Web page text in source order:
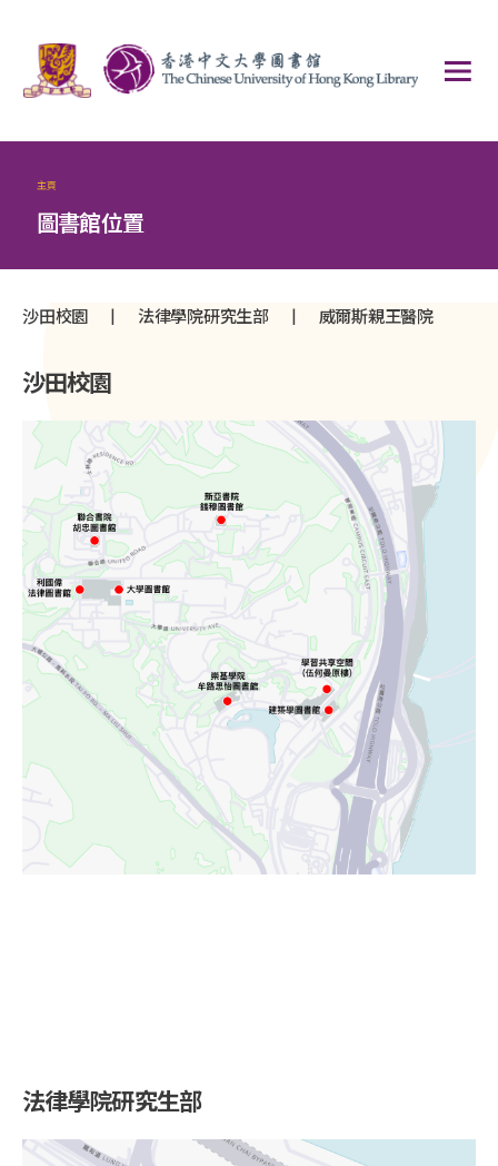
主頁
圖書館位置
沙田校園 | 法律學院研究生部 | 威爾斯親王醫院
沙田校園
法律學院研究生部